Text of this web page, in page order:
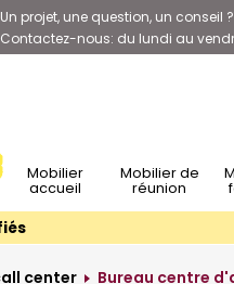
Un projet, une question, un conseil ?
Contactez-nous: du lundi au
Mobilier
accueil
Mobilier de
réunion
Mobilier de
center Bureau centre